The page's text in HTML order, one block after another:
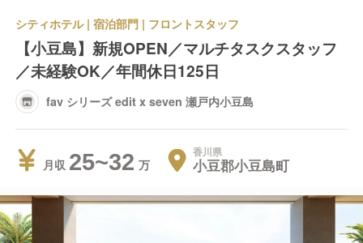
シティホテル | 宿泊部門 | フロントスタッフ
【小豆島】新規OPEN／マルチタスクスタッフ
／未経験OK／年間休日125日
fav シリーズ edit x seven 瀬戸内小豆島
月収 25~32 香川県
小豆郡小豆島町